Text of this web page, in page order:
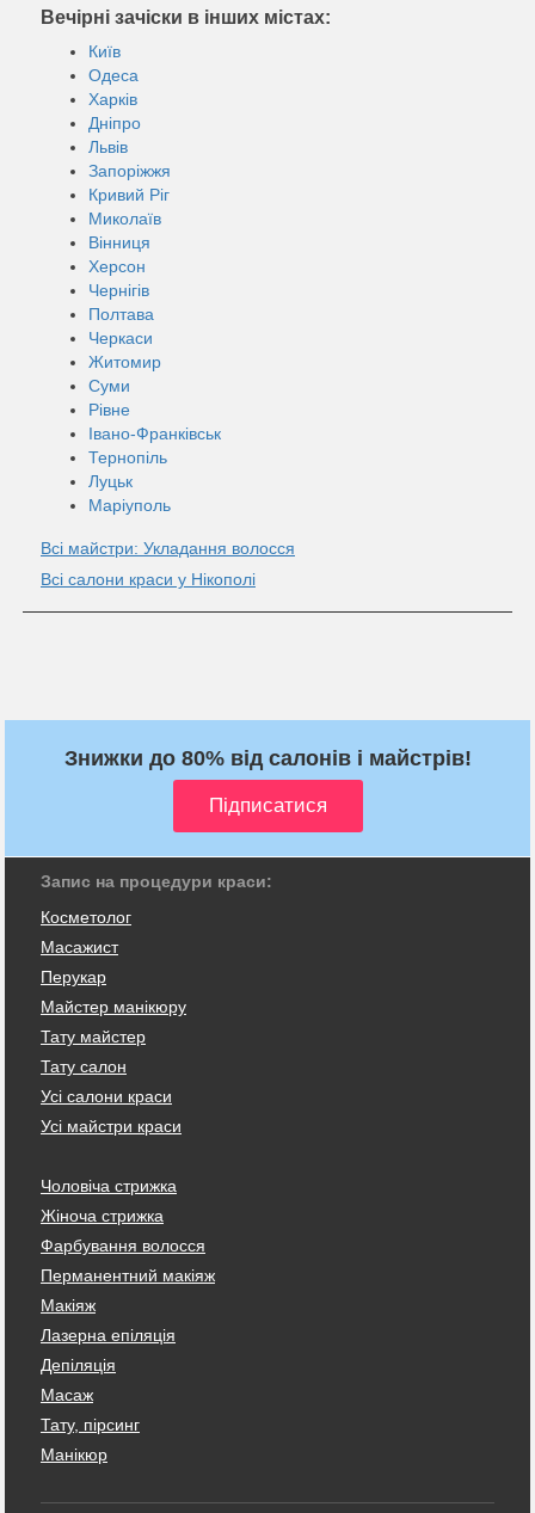
Вечірні зачіски в інших містах:
Київ
Одеса
Харків
Дніпро
Львів
Запоріжжя
Кривий Ріг
Миколаїв
Вінниця
Херсон
Чернігів
Полтава
Черкаси
Житомир
Суми
Рівне
Івано-Франківськ
Тернопіль
Луцьк
Маріуполь
Всі майстри: Укладання волосся
Всі салони краси у Нікополі
Знижки до 80% від салонів і майстрів!
Запис на процедури краси:
Косметолог
Масажист
Перукар
Майстер манікюру
Тату майстер
Тату салон
Усі салони краси
Усі майстри краси
Чоловіча стрижка
Жіноча стрижка
Фарбування волосся
Перманентний макіяж
Макіяж
Лазерна епіляція
Депіляція
Масаж
Тату, пірсинг
Манікюр